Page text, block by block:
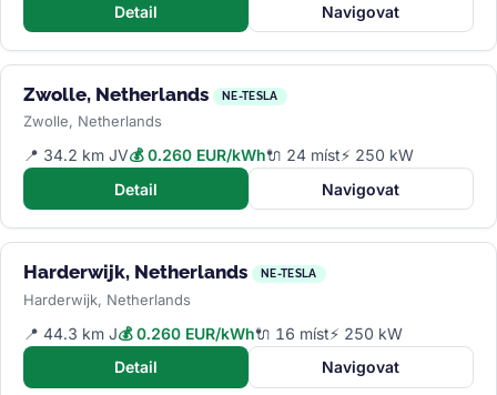
Detail
Navigovat
Zwolle, Netherlands NE-TESLA
Zwolle, Netherlands
📍 34.2 km JV💰 0.260 EUR/kWh🔌 24 míst⚡ 250 kW
Detail
Navigovat
Harderwijk, Netherlands NE-TESLA
Harderwijk, Netherlands
📍 44.3 km J💰 0.260 EUR/kWh🔌 16 míst⚡ 250 kW
Detail
Navigovat